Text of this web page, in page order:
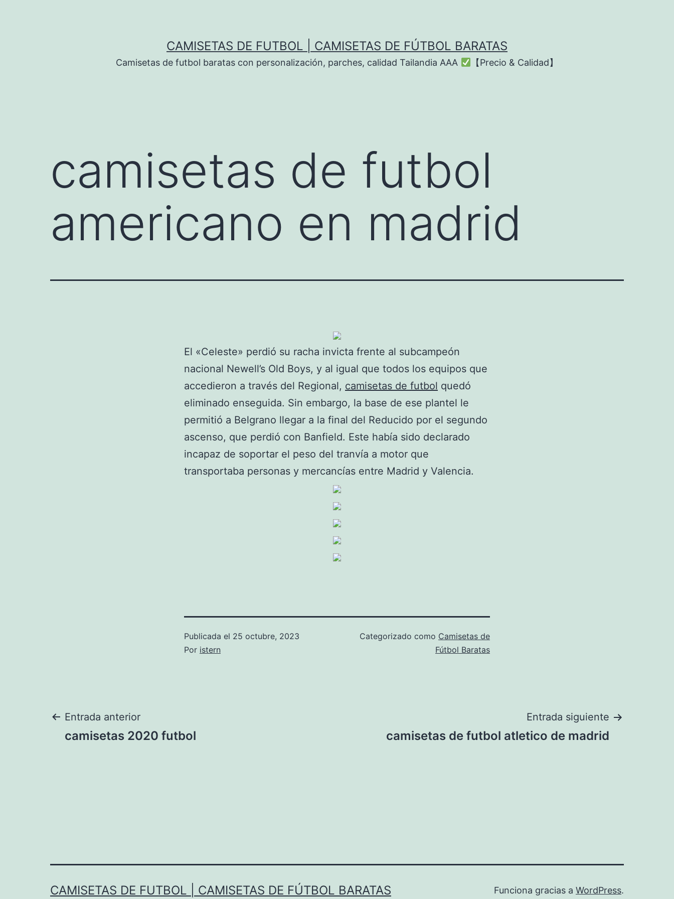
CAMISETAS DE FUTBOL | CAMISETAS DE FÚTBOL BARATAS
Camisetas de futbol baratas con personalización, parches, calidad Tailandia AAA 【Precio & Calidad】
camisetas de futbol
americano en madrid
El «Celeste» perdió su racha invicta frente al subcampeón
nacional Newell’s Old Boys, y al igual que todos los equipos que
accedieron a través del Regional, camisetas de futbol quedó
eliminado enseguida. Sin embargo, la base de ese plantel le
permitió a Belgrano llegar a la final del Reducido por el segundo
ascenso, que perdió con Banfield. Este había sido declarado
incapaz de soportar el peso del tranvía a motor que
transportaba personas y mercancías entre Madrid y Valencia.
Publicada el 25 octubre, 2023
Por istern
Categorizado como Camisetas de
Fútbol Baratas
Navegación
Entrada anterior
camisetas 2020 futbol
Entrada siguiente
camisetas de futbol atletico de madrid
CAMISETAS DE FUTBOL | CAMISETAS DE FÚTBOL BARATAS Funciona gracias a WordPress.